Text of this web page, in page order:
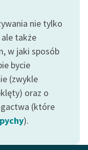
nie tylko
także
w jaki sposób
bycie
(zwykle
oraz o
(które
pychy).